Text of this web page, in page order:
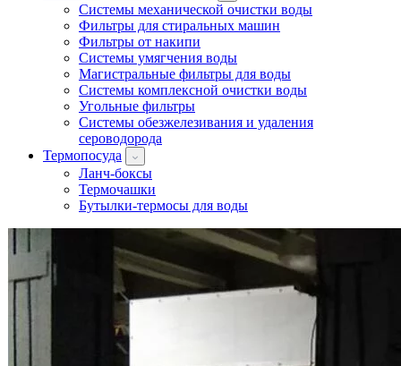
Системы механической очистки воды
Фильтры для стиральных машин
Фильтры от накипи
Системы умягчения воды
Магистральные фильтры для воды
Системы комплексной очистки воды
Угольные фильтры
Системы обезжелезивания и удаления
сероводорода
Термопосуда
Ланч-боксы
Термочашки
Бутылки-термосы для воды